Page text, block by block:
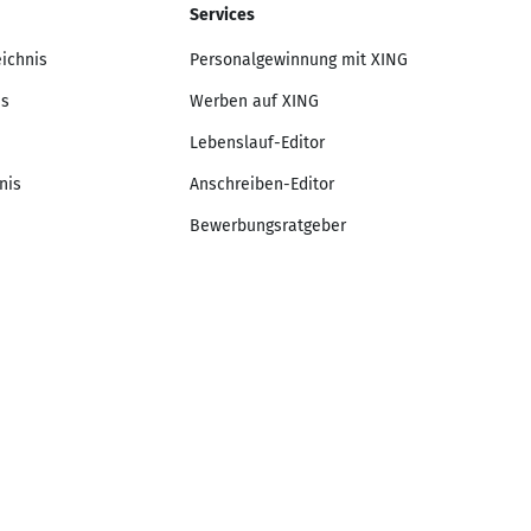
Services
Personalgewinnung mit XING
Werben auf XING
Lebenslauf-Editor
Anschreiben-Editor
Bewerbungsratgeber